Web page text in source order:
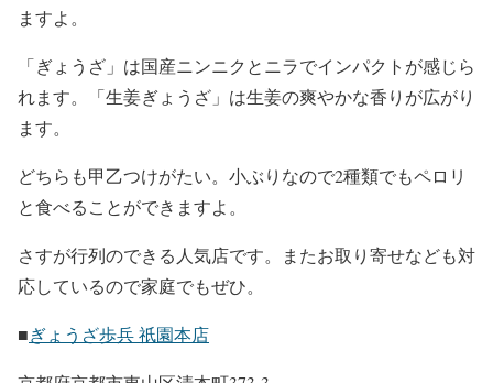
ますよ。
「ぎょうざ」は国産ニンニクとニラでインパクトが感じら
れます。「生姜ぎょうざ」は生姜の爽やかな香りが広がり
ます。
どちらも甲乙つけがたい。小ぶりなので2種類でもペロリ
と食べることができますよ。
さすが行列のできる人気店です。またお取り寄せなども対
応しているので家庭でもぜひ。
■ぎょうざ歩兵 祇園本店